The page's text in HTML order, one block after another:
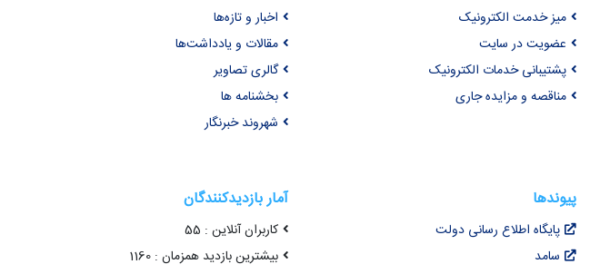
میز خدمت الکترونیک
عضویت در سایت
پشتیبانی خدمات الکترونیک
مناقصه و مزایده جاری
اخبار و تازه‌ها
مقالات و یادداشت‌ها
گالری تصاویر
بخشنامه ها
شهروند خبرنگار
پیوندها
پایگاه اطلاع رسانی دولت
سامد
آمار بازدیدکنندگان
کاربران آنلاین : 55
بیشترین بازدید همزمان : 1160